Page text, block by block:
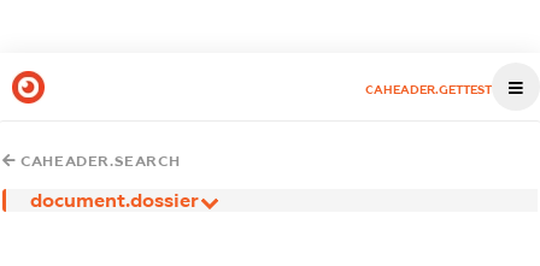
CAHEADER.GETTEST
CAHEADER.SEARCH
document.dossier